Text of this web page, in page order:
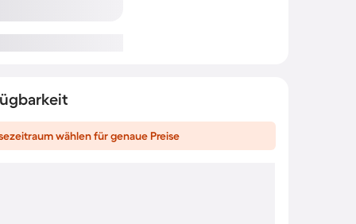
wählen für genaue Preise